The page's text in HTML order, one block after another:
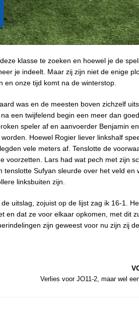
klasse te zoeken en hoewel je de
je indeelt. Maar zij zijn niet de enige
onze tijd komt na de winterstop.
was en de meesten boven zichzelf
een twijfelend begin een meer dan
speler af en aanvoerder Benjamin
Hoewel Rogier liever linkshalf
vele meters af. Tenslotte de
voorzetten. Lars had wat pech met zijn
Sufyan sleurde over het veld en
linksbuiten zijn.
uitslag, zojuist op de lijst zag ik 16-1.
en dat ze voor elkaar opkomen, met dit
zijn geweest voor nu zijn zij
Verlies voor JO11-2, maar wel